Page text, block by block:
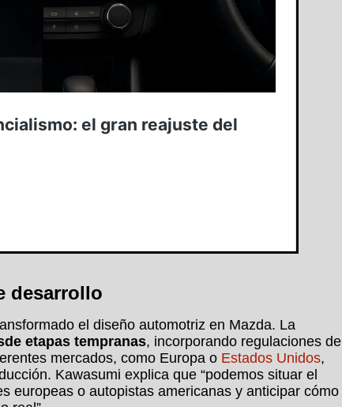
desarrollo
el diseño automotriz en Mazda. La
etapas tempranas, incorporando regulaciones de
mercados, como Europa o Estados Unidos,
Kawasumi explica que “podemos situar el
europeas o autopistas americanas y anticipar cómo